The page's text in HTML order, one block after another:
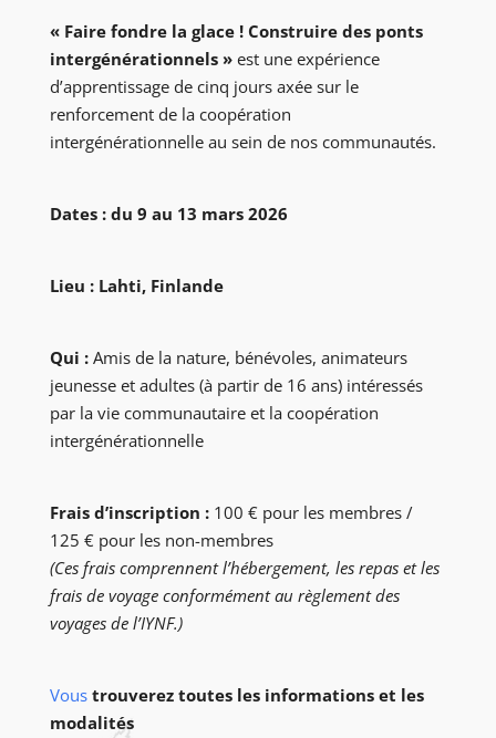
« Faire fondre la glace ! Construire des ponts
intergénérationnels »est une expérience
d’apprentissage de cinq jours axée sur le
renforcement de la coopération
intergénérationnelle au sein de nos communautés.
Dates : du 9 au 13 mars 2026
Lieu : Lahti, Finlande
Qui :Amis de la nature, bénévoles, animateurs
jeunesse et adultes (à partir de 16 ans) intéressés
par la vie communautaire et la coopération
intergénérationnelle
Frais d’inscription :100 € pour les membres /
125 € pour les non-membres
(Ces frais comprennent l’hébergement, les repas et les
frais de voyage conformément au règlement des
voyages de l’IYNF.)
Vous trouverez toutes les informations et les
modalités